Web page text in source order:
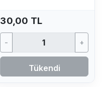
30,00 TL
- +
Tükendi